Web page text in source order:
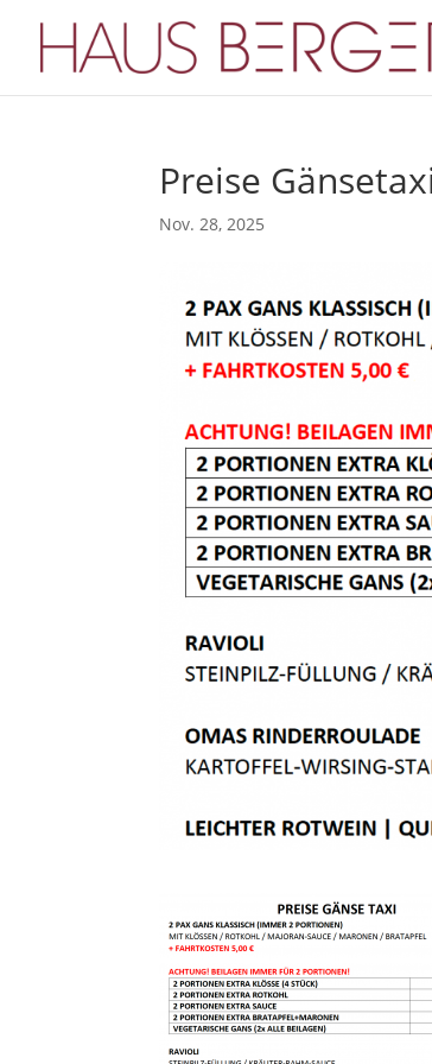
Preise
Nov. 28, 2025